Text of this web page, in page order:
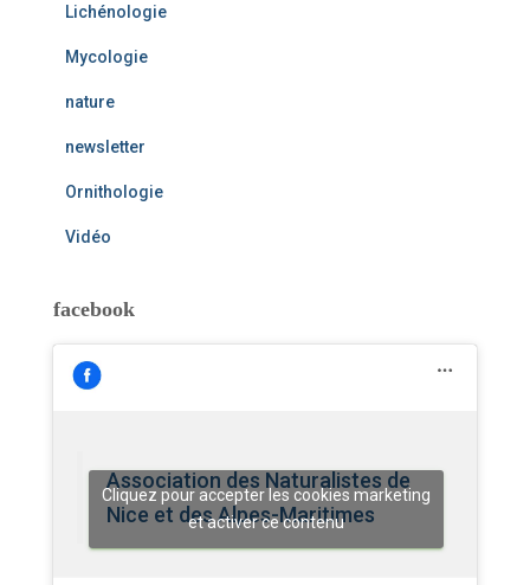
Lichénologie
Mycologie
nature
newsletter
Ornithologie
Vidéo
facebook
Association des Naturalistes de
Nice et des Alpes-Maritimes
Cliquez pour accepter les cookies marketing
et activer ce contenu